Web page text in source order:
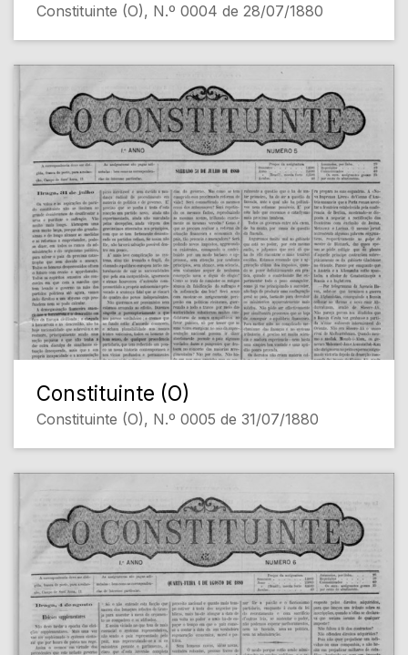
Constituinte (O), N.º 0004 de 28/07/1880
Constituinte (O)
Constituinte (O), N.º 0005 de 31/07/1880